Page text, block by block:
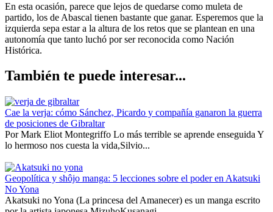
En esta ocasión, parece que lejos de quedarse como muleta de
partido, los de Abascal tienen bastante que ganar. Esperemos que la
izquierda sepa estar a la altura de los retos que se plantean en una
autonomía que tanto luchó por ser reconocida como Nación
Histórica.
También te puede interesar...
Cae la verja: cómo Sánchez, Picardo y compañía ganaron la guerra
de posiciones de Gibraltar
Por Mark Eliot Montegriffo Lo más terrible se aprende enseguida Y
lo hermoso nos cuesta la vida,Silvio...
Geopolítica y shôjo manga: 5 lecciones sobre el poder en Akatsuki
No Yona
Akatsuki no Yona (La princesa del Amanecer) es un manga escrito